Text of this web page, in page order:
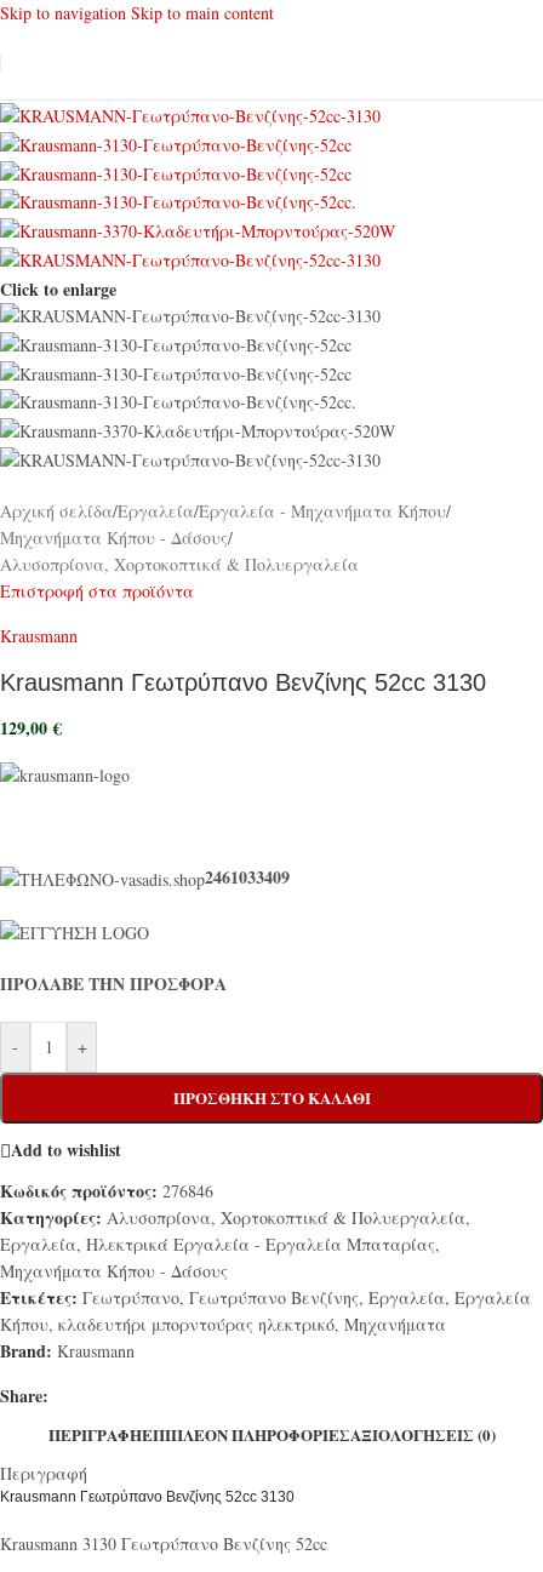
Skip to navigation Skip to main content
Click to enlarge
Αρχική σελίδα/Εργαλεία/Εργαλεία - Μηχανήματα Κήπου/
Μηχανήματα Κήπου - Δάσους/
Αλυσοπρίονα, Χορτοκοπτικά & Πολυεργαλεία
Επιστροφή στα προϊόντα
Krausmann
Krausmann Γεωτρύπανο Βενζίνης 52cc 3130
129,00€
2461033409
ΠΡΟΛΑΒΕ ΤΗΝ ΠΡΟΣΦΟΡΑ
- +
ΠΡΟΣΘΉΚΗ ΣΤΟ ΚΑΛΆΘΙ
Add to wishlist
Κωδικός προϊόντος: 276846
Κατηγορίες: Αλυσοπρίονα, Χορτοκοπτικά & Πολυεργαλεία,
Εργαλεία, Ηλεκτρικά Εργαλεία - Εργαλεία Μπαταρίας,
Μηχανήματα Κήπου - Δάσους
Ετικέτες: Γεωτρύπανο, Γεωτρύπανο Βενζίνης, Εργαλεία, Εργαλεία
Κήπου, κλαδευτήρι μπορντούρας ηλεκτρικό, Μηχανήματα
Brand: Krausmann
Share:
ΠΕΡΙΓΡΑΦΉΕΠΙΠΛΈΟΝ ΠΛΗΡΟΦΟΡΊΕΣΑΞΙΟΛΟΓΉΣΕΙΣ (0)
Περιγραφή
Krausmann Γεωτρύπανο Βενζίνης 52cc 3130
Krausmann 3130 Γεωτρύπανο Βενζίνης 52cc